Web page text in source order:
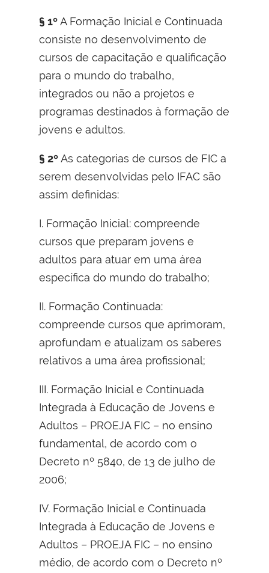
§ 1ºA Formação Inicial e Continuada
consiste no desenvolvimento de
cursos de capacitação e qualificação
para o mundo do trabalho,
integrados ou não a projetos e
programas destinados à formação de
jovens e adultos.
§ 2ºAs categorias de cursos de FIC a
serem desenvolvidas pelo IFAC são
assim definidas:
I. Formação Inicial: compreende
cursos que preparam jovens e
adultos para atuar em uma área
específica do mundo do trabalho;
II. Formação Continuada:
compreende cursos que aprimoram,
aprofundam e atualizam os saberes
relativos a uma área profissional;
III. Formação Inicial e Continuada
Integrada à Educação de Jovens e
Adultos – PROEJA FIC – no ensino
fundamental, de acordo com o
Decreto nº 5840, de 13 de julho de
2006;
IV. Formação Inicial e Continuada
Integrada à Educação de Jovens e
Adultos – PROEJA FIC – no ensino
médio, de acordo com o Decreto nº